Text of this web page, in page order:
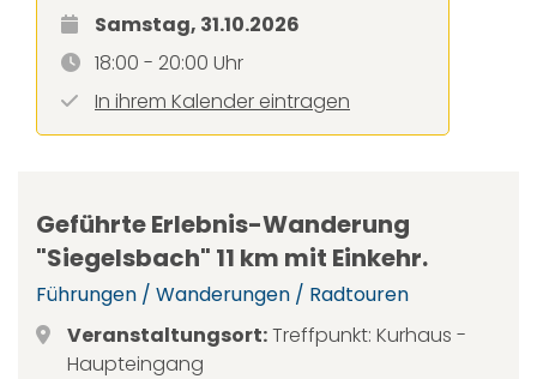
Samstag, 31.10.2026
18:00 - 20:00 Uhr
In ihrem Kalender eintragen
Geführte Erlebnis-Wanderung
"Siegelsbach" 11 km mit Einkehr.
Führungen / Wanderungen / Radtouren
Veranstaltungsort:Treffpunkt: Kurhaus -
Haupteingang